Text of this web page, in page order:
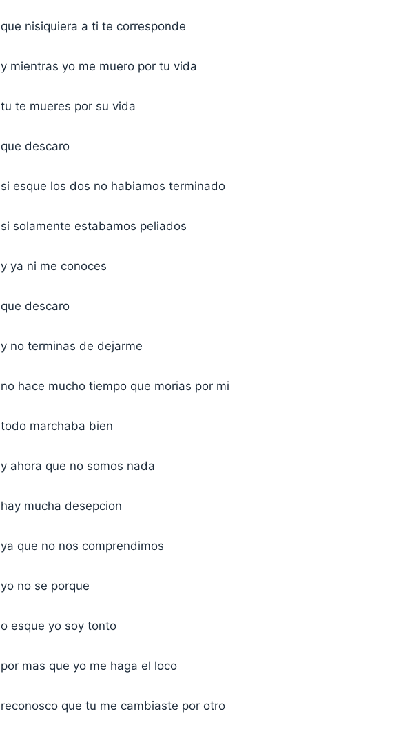
que nisiquiera a ti te corresponde
y mientras yo me muero por tu vida
tu te mueres por su vida
que descaro
si esque los dos no habiamos terminado
si solamente estabamos peliados
y ya ni me conoces
que descaro
y no terminas de dejarme
no hace mucho tiempo que morias por mi
todo marchaba bien
y ahora que no somos nada
hay mucha desepcion
ya que no nos comprendimos
yo no se porque
o esque yo soy tonto
por mas que yo me haga el loco
reconosco que tu me cambiaste por otro